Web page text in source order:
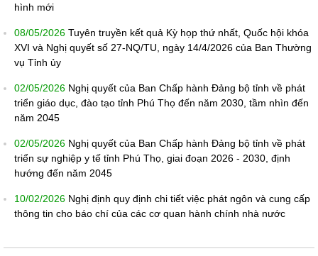
hình mới
08/05/2026 Tuyên truyền kết quả Kỳ họp thứ nhất, Quốc hội khóa
XVI và Nghị quyết số 27-NQ/TU, ngày 14/4/2026 của Ban Thường
vụ Tỉnh ủy
02/05/2026 Nghị quyết của Ban Chấp hành Đảng bộ tỉnh về phát
triển giáo dục, đào tạo tỉnh Phú Thọ đến năm 2030, tầm nhìn đến
năm 2045
02/05/2026 Nghị quyết của Ban Chấp hành Đảng bộ tỉnh về phát
triển sự nghiệp y tế tỉnh Phú Thọ, giai đoạn 2026 - 2030, định
hướng đến năm 2045
10/02/2026 Nghị định quy định chi tiết việc phát ngôn và cung cấp
thông tin cho báo chí của các cơ quan hành chính nhà nước